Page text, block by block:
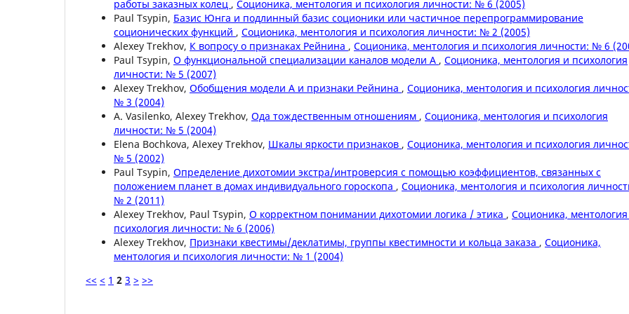
работы заказных колец , Соционика, ментология и психология личности: № 6 (2005)
Paul Tsypin, Базис Юнга и подлинный базис соционики или частичное перепрограммирование
соционических функций , Соционика, ментология и психология личности: № 2 (2005)
Alexey Trekhov, К вопросу о признаках Рейнина , Соционика, ментология и психология личности: № 6
Paul Tsypin, О функциональной специализации каналов модели А , Соционика, ментология и психология
личности: № 5 (2007)
Alexey Trekhov, Обобщения модели А и признаки Рейнина , Соционика, ментология и психология
№ 3 (2004)
A. Vasilenko, Alexey Trekhov, Ода тождественным отношениям , Соционика, ментология и психология
личности: № 5 (2004)
Elena Bochkova, Alexey Trekhov, Шкалы яркости признаков , Соционика, ментология и психология
№ 5 (2002)
Paul Tsypin, Определение дихотомии экстра/интроверсия с помощью коэффициентов, связанных с
положением планет в домах индивидуального гороскопа , Соционика, ментология и психология
№ 2 (2011)
Alexey Trekhov, Paul Tsypin, О корректном понимании дихотомии логика / этика , Соционика,
психология личности: № 6 (2006)
Alexey Trekhov, Признаки квестимы/деклатимы, группы квестимности и кольца заказа , Соционика,
ментология и психология личности: № 1 (2004)
<< < 1 2 3 > >>